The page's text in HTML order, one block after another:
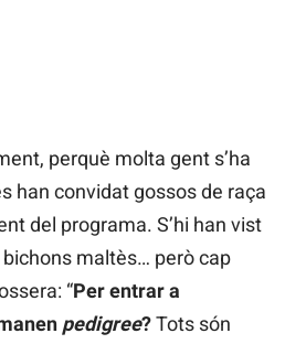
perquè molta gent s’ha
han convidat gossos de raça
del programa. S’hi han vist
maltès… però cap
“Per entrar a
pedigree?Tots són